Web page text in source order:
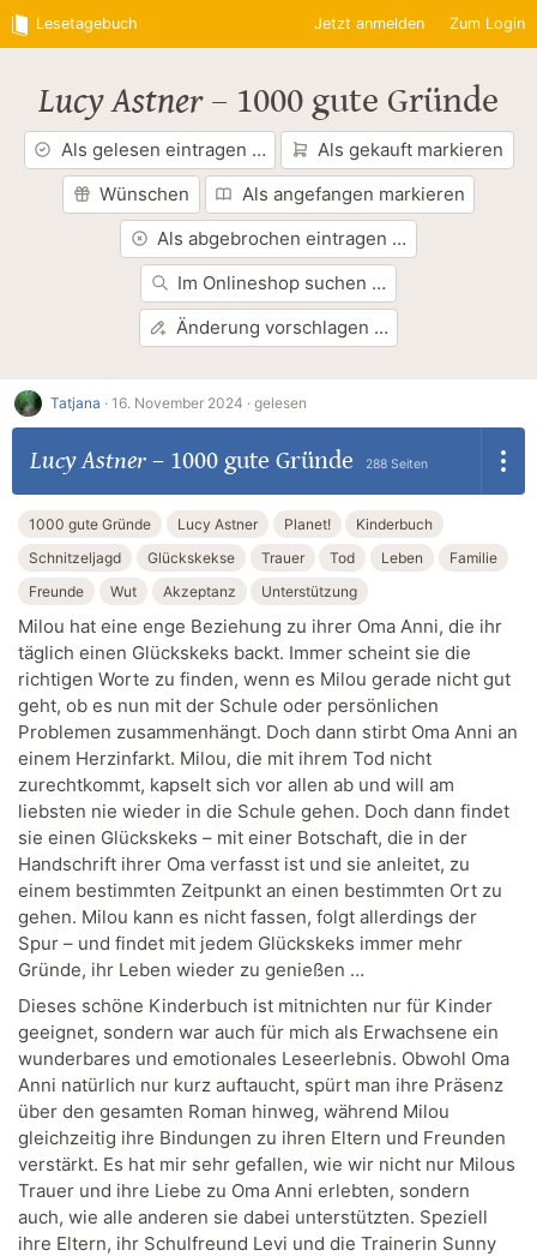
Lesetagebuch Jetzt anmelden Zum Login
Lucy Astner– 1000 gute Gründe
Als gelesen eintragen …
Als gekauft markieren
Wünschen
Als angefangen markieren
Als abgebrochen eintragen …
Im Onlineshop suchen …
Änderung vorschlagen …
Tatjana · 16. November 2024 · gelesen
Lucy Astner– 1000 gute Gründe 288 Seiten
1000 gute Gründe Lucy Astner Planet!
Kinderbuch
Schnitzeljagd
Glückskekse Trauer Tod Leben
Familie
Freunde
Wut Akzeptanz Unterstützung
Milou hat eine enge Beziehung zu ihrer Oma Anni, die ihr
täglich einen Glückskeks backt. Immer scheint sie die
richtigen Worte zu finden, wenn es Milou gerade nicht gut
geht, ob es nun mit der Schule oder persönlichen
Problemen zusammenhängt. Doch dann stirbt Oma Anni an
einem Herzinfarkt. Milou, die mit ihrem Tod nicht
zurechtkommt, kapselt sich vor allen ab und will am
liebsten nie wieder in die Schule gehen. Doch dann findet
sie einen Glückskeks – mit einer Botschaft, die in der
Handschrift ihrer Oma verfasst ist und sie anleitet, zu
einem bestimmten Zeitpunkt an einen bestimmten Ort zu
gehen. Milou kann es nicht fassen, folgt allerdings der
Spur – und findet mit jedem Glückskeks immer mehr
Gründe, ihr Leben wieder zu genießen …
Dieses schöne Kinderbuch ist mitnichten nur für Kinder
geeignet, sondern war auch für mich als Erwachsene ein
wunderbares und emotionales Leseerlebnis. Obwohl Oma
Anni natürlich nur kurz auftaucht, spürt man ihre Präsenz
über den gesamten Roman hinweg, während Milou
gleichzeitig ihre Bindungen zu ihren Eltern und Freunden
verstärkt. Es hat mir sehr gefallen, wie wir nicht nur Milous
Trauer und ihre Liebe zu Oma Anni erlebten, sondern
auch, wie alle anderen sie dabei unterstützten. Speziell
ihre Eltern, ihr Schulfreund Levi und die Trainerin Sunny